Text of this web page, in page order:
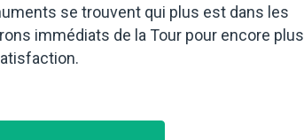
se trouvent qui plus est dans les
immédiats de la Tour pour encore plus